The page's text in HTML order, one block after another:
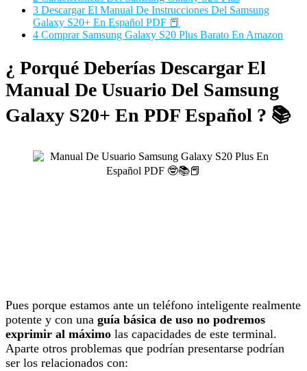
3 Descargar El Manual De Instrucciones Del Samsung
Galaxy S20+ En Español PDF 📕
4 Comprar Samsung Galaxy S20 Plus Barato En Amazon
¿ Porqué Deberías Descargar El
Manual De Usuario Del Samsung
Galaxy S20+ En PDF Español ? 📚
Pues porque estamos ante un teléfono inteligente realmente
potente y con una guía básica de uso no podremos
exprimir al máximo las capacidades de este terminal.
Aparte otros problemas que podrían presentarse podrían
ser los relacionados con: